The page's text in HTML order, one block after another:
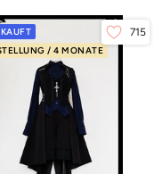
/ 4 MONATE
715